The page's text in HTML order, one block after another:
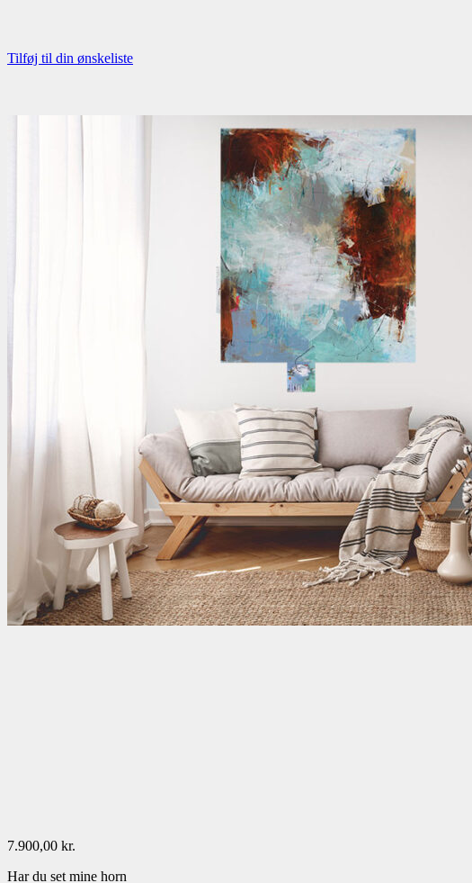
Tilføj til din ønskeliste
7.900,00 kr.
Har du set mine horn